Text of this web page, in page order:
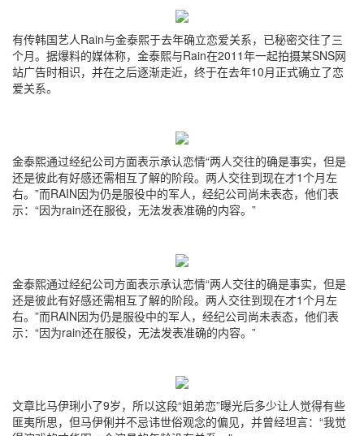
有传韩国艺人Rain与金泰熙于去年确立恋爱关系，已秘密交往了三
个月。据爆料的媒体称，金泰熙与Rain在2011年一起拍摄某SNS网
站广告时相识，并在之后逐渐走近，终于在去年10月正式确立了恋
爱关系。
金泰熙通过经纪公司方面表示承认恋情“两人交往的确是事实，但是
还是彼此有好感还需相互了解的阶段。两人交往到现在才1个月左
右。”而RAIN因为仍是服役中的军人，经纪公司尚未表态，他们表
示：“因为rain还在服役，无法发表准确的内容。”
金泰熙通过经纪公司方面表示承认恋情“两人交往的确是事实，但是
还是彼此有好感还需相互了解的阶段。两人交往到现在才1个月左
右。”而RAIN因为仍是服役中的军人，经纪公司尚未表态，他们表
示：“因为rain还在服役，无法发表准确的内容。”
文章比马伊琍小了9岁，所以这段“姐弟恋”曝光后多少让人觉得有些
匪夷所思，但马伊俐并不忌讳世俗观念的偏见，并曾经坦言：“我觉